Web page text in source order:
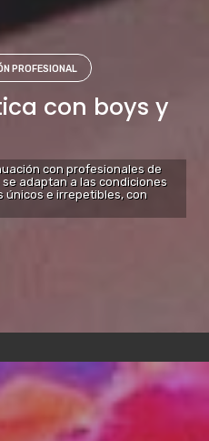
PROFESIONAL
con boys y
con profesionales de
adaptan a las condiciones
únicos e irrepetibles, con